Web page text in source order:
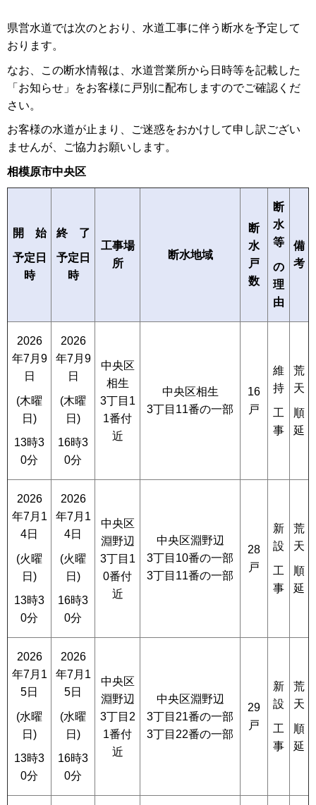
県営水道では次のとおり、水道工事に伴う断水を予定して
おります。
なお、この断水情報は、水道営業所から日時等を記載した
「お知らせ」をお客様に戸別に配布しますのでご確認くだ
さい。
お客様の水道が止まり、ご迷惑をおかけして申し訳ござい
ませんが、ご協力お願いします。
相模原市中央区
開 始
予定日
時
終 了
予定日
時
工事場
所
断水地域
断
水
戸
数
断
水
等
の
理
由
備
考
2026
年7月9
日
(木曜
日)
13時3
0分
2026
年7月9
日
(木曜
日)
16時3
0分
中央区
相生
3丁目1
1番付
近
中央区相生
3丁目11番の一部
16
戸
維
持
工
事
荒
天
順
延
2026
年7月1
4日
(火曜
日)
13時3
0分
2026
年7月1
4日
(火曜
日)
16時3
0分
中央区
淵野辺
3丁目1
0番付
近
中央区淵野辺
3丁目10番の一部
3丁目11番の一部
28
戸
新
設
工
事
荒
天
順
延
2026
年7月1
5日
(水曜
日)
13時3
0分
2026
年7月1
5日
(水曜
日)
16時3
0分
中央区
淵野辺
3丁目2
1番付
近
中央区淵野辺
3丁目21番の一部
3丁目22番の一部
29
戸
新
設
工
事
荒
天
順
延